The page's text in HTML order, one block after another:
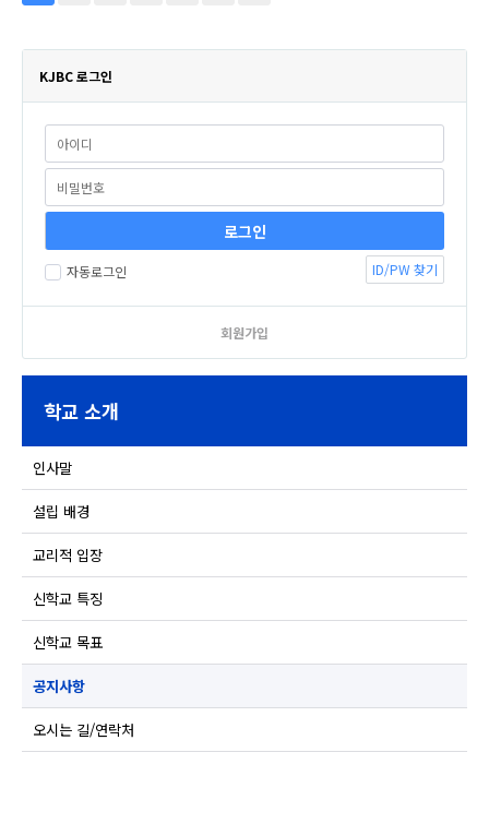
KJBC 로그인
자동로그인 ID/PW 찾기
회원가입
학교 소개
인사말
설립 배경
교리적 입장
신학교 특징
신학교 목표
공지사항
오시는 길/연락처